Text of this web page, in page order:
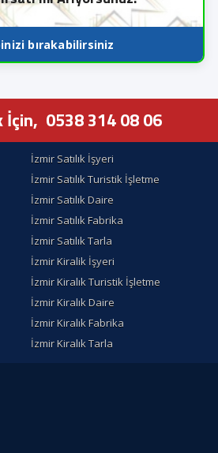
bırakabilirsiniz
İçin, 0538 314 08 06
İzmir Satılık İşyeri
İzmir Satılık Turistik İşletme
İzmir Satılık Daire
İzmir Satılık Fabrika
İzmir Satılık Tarla
İzmir Kiralik İşyeri
İzmir Kiralık Turistik İşletme
İzmir Kiralık Daire
İzmir Kiralık Fabrika
İzmir Kiralık Tarla